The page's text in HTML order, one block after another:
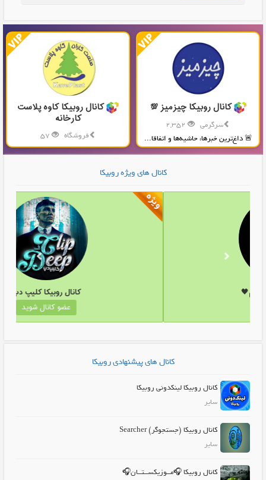
کانال روبیکا چیزمیز 💯
سرگرمی
🚨 داغ‌ترین خبرها، حاشیه‌ها و اتفاقا...
کانال روبیکا کاوه پلاست
کارخانه
فروشگاه
تولید و پخش محصولات پلاستیکی...
کانال های ویژه روبیکا
کانال روبیکا ✨متن غم🖤
کانال های پیشنهادی روبیکا
کانال روبیکا لینکدونی روبیکا
سایر
کانال روبیکا (جستجوگر) Searcher
سایر
کانال روبیکا 🎧مــوزیکســتــان🎧